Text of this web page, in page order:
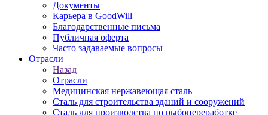
Документы
Карьера в GoodWill
Благодарственные письма
Публичная оферта
Часто задаваемые вопросы
Отрасли
Назад
Отрасли
Медицинcкая нержавеющая сталь
Сталь для строительства зданий и сооружений
Сталь для производства по рыбопереработке